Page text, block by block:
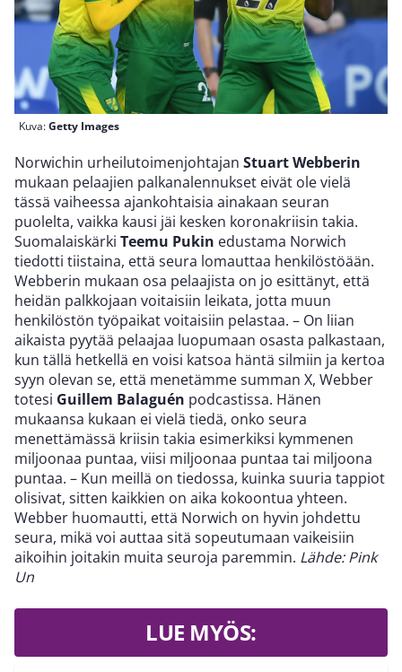
Kuva:Getty Images
Norwichin urheilutoimenjohtajan Stuart Webberin
mukaan pelaajien palkanalennukset eivät ole vielä
tässä vaiheessa ajankohtaisia ainakaan seuran
puolelta, vaikka kausi jäi kesken koronakriisin takia.
Suomalaiskärki Teemu Pukin edustama Norwich
tiedotti tiistaina, että seura lomauttaa henkilöstöään.
Webberin mukaan osa pelaajista on jo esittänyt, että
heidän palkkojaan voitaisiin leikata, jotta muun
henkilöstön työpaikat voitaisiin pelastaa. – On liian
aikaista pyytää pelaajaa luopumaan osasta palkastaan,
kun tällä hetkellä en voisi katsoa häntä silmiin ja kertoa
syyn olevan se, että menetämme summan X, Webber
totesi Guillem Balaguén podcastissa. Hänen
mukaansa kukaan ei vielä tiedä, onko seura
menettämässä kriisin takia esimerkiksi kymmenen
miljoonaa puntaa, viisi miljoonaa puntaa tai miljoona
puntaa. – Kun meillä on tiedossa, kuinka suuria tappiot
olisivat, sitten kaikkien on aika kokoontua yhteen.
Webber huomautti, että Norwich on hyvin johdettu
seura, mikä voi auttaa sitä sopeutumaan vaikeisiin
aikoihin joitakin muita seuroja paremmin. Lähde: Pink
Un
LUE MYÖS: